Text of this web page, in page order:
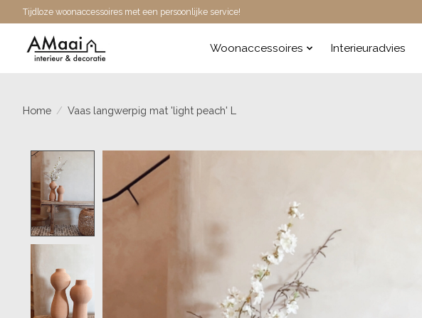
Tijdloze woonaccessoires met een persoonlijke service!
Woonaccessoires Interieuradvies
Home / Vaas langwerpig mat 'light peach' L
Product image slideshow Items